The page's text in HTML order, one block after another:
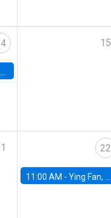
15
22
11:00 AM -Ying Fan, University of Michigan